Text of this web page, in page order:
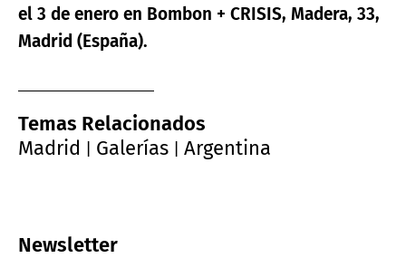
el 3 de enero en Bombon + CRISIS, Madera, 33,
Madrid (España).
Temas Relacionados
Madrid
Galerías Argentina
Newsletter